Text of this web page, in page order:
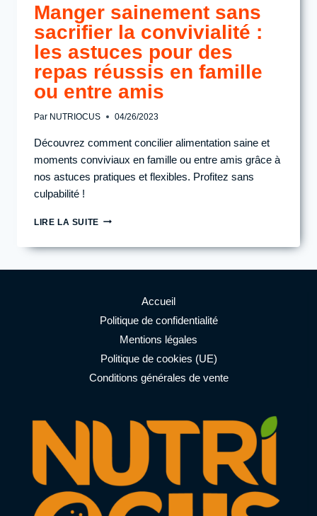
Manger sainement sans
sacrifier la convivialité :
les astuces pour des
repas réussis en famille
ou entre amis
Par NUTRIOCUS 04/26/2023
Découvrez comment concilier alimentation saine et
moments conviviaux en famille ou entre amis grâce à
nos astuces pratiques et flexibles. Profitez sans
culpabilité !
LIRE LA SUITEMANGER
SANS
LA
ASTUCES
POUR
DES
REPAS
RÉUSSIS
OU
ENTRE
Accueil
Politique de confidentialité
Mentions légales
Politique de cookies (UE)
Conditions générales de vente